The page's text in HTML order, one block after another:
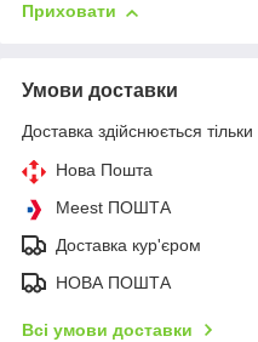
Приховати
Умови доставки
Доставка здійснюється
Нова Пошта
Meest ПОШТА
Доставка кур'єром
НОВА ПОШТА
Всі умови доставки